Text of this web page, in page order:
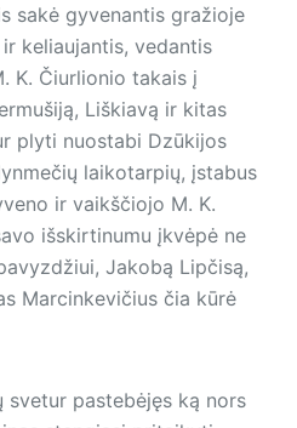
sakė gyvenantis gražioje
keliaujantis, vedantis
K. Čiurlionio takais į
Liškiavą ir kitas
plyti nuostabi Dzūkijos
laikotarpių, įstabus
ir vaikščiojo M. K.
išskirtinumu įkvėpė ne
Jakobą Lipčisą,
Marcinkevičius čia kūrė
svetur pastebėjęs ką nors